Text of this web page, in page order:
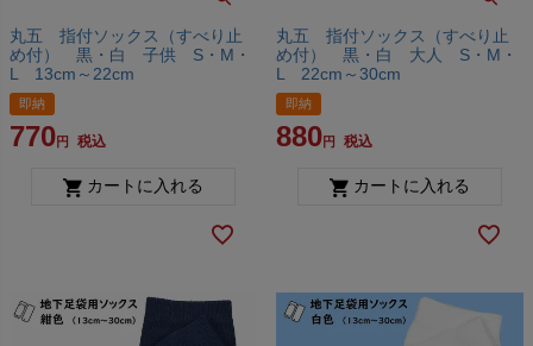
丸五 指付ソックス（すべり止
め付） 黒・白 子供 S・M・
L 13cm～22cm
即納
770 税込
カートに入れる
丸五 指付ソックス（すべり止
め付） 黒・白 大人 S・M・
L 22cm～30cm
即納
880 税込
カートに入れる